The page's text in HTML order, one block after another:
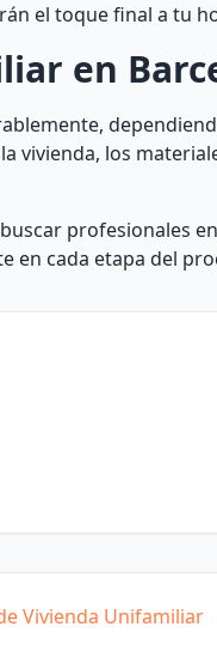
el toque final a tu
en
vivienda, los
profesionales
en cada etapa del
Vivienda Unifamiliar